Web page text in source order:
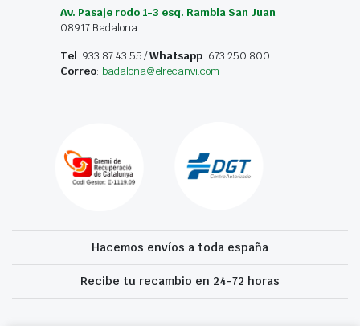
Av. Pasaje rodo 1-3 esq. Rambla San Juan
08917 Badalona
Tel. 933 87 43 55 /Whatsapp: 673 250 800
Correo: badalona@elrecanvi.com
Hacemos envíos a toda españa
Recibe tu recambio en 24-72 horas